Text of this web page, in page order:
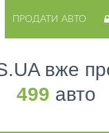
ПРОДАТИ АВТО
вже
499 авто